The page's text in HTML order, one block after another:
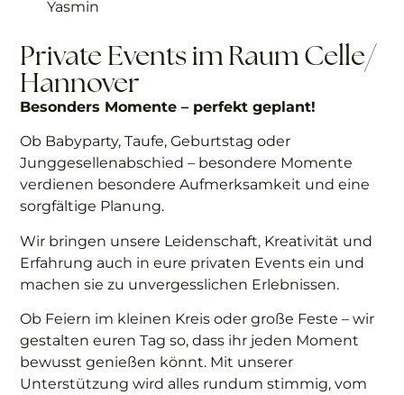
Private Events im Raum Celle/
Hannover
Besonders Momente – perfekt geplant!
Ob Babyparty, Taufe, Geburtstag oder
Junggesellenabschied – besondere Momente
verdienen besondere Aufmerksamkeit und eine
sorgfältige Planung.
Wir bringen unsere Leidenschaft, Kreativität und
Erfahrung auch in eure privaten Events ein und
machen sie zu unvergesslichen Erlebnissen.
Ob Feiern im kleinen Kreis oder große Feste – wir
gestalten euren Tag so, dass ihr jeden Moment
bewusst genießen könnt. Mit unserer
Unterstützung wird alles rundum stimmig, vom